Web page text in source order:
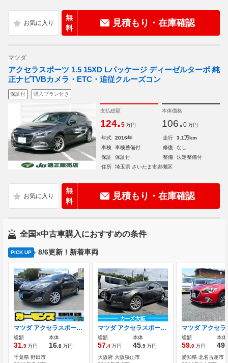
無
料
見積もり・在庫確認
マツダ
アクセラスポーツ 1.5 15XD Lパッケージ ディーゼルターボ 純
正ナビTVBカメラ・ETC・追従クルーズコン
保証付 購入プラン付き
支払総額
124.5 万円
本体価格
106. 0 万円
年式 2016年 走行
3.1万km
車検
車検整備付 修復
なし
保証
保証付 整備
法定整備付
住所
埼玉県 さいたま市岩槻区
無
料
見積もり・在庫確認
全国×中古車購入におすすめの条件
PICK UP 8/6更新！新着車両
マツダ アクセラスポーツ 1.5 15C 純正メモリーナビ 地デジ BTオーディオ
総額
31 .9万円
本体
16 .8万円
千葉県 野田市
マツダ アクセラスポーツ 1.5 15XD プロアクティブ ディーゼルターボ CarsOsaka:G
総額
57 .4万円
本体
45 .9万円
大阪府 大阪狭山市
総額
59 .0万円
本体
49
愛知県 北名古屋市